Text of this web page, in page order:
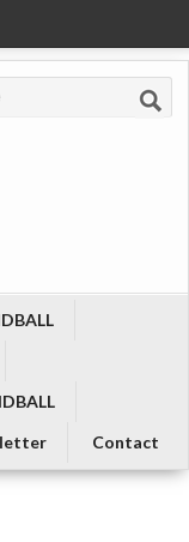
Contact